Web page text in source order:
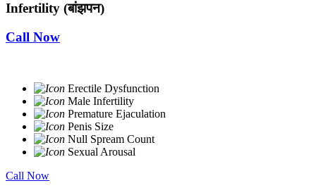
Infertility (बांझपन)
Call Now
Erectile Dysfunction
Male Infertility
Premature Ejaculation
Penis Size
Null Spream Count
Sexual Arousal
Call Now